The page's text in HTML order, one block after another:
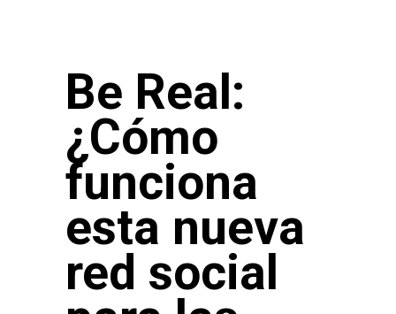
Be Real:
¿Cómo
funciona
esta nueva
red social